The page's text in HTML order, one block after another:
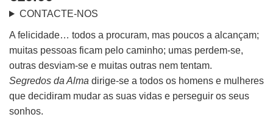
CONTACTE-NOS
A felicidade… todos a procuram, mas poucos a alcançam;
muitas pessoas ficam pelo caminho; umas perdem-se,
outras desviam-se e muitas outras nem tentam.
Segredos da Alma dirige-se a todos os homens e mulheres
que decidiram mudar as suas vidas e perseguir os seus
sonhos.